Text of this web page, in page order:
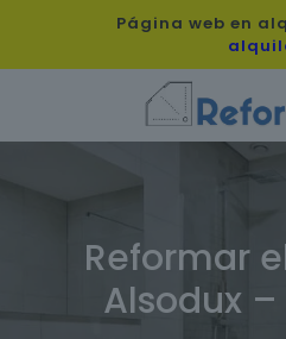
Página web en
Reformar
Alsodux